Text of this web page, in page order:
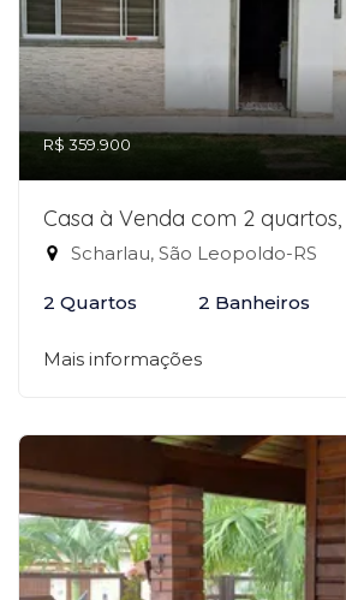
R$ 359.900
Casa à Venda com 2 quartos,
Scharlau, São Leopoldo-RS
2 Quartos 2 Banheiros
Mais informações